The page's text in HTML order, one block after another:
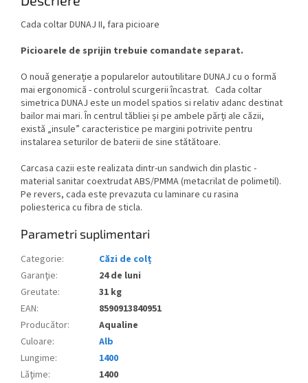
Cada coltar DUNAJ II, fara picioare
Picioarele de sprijin trebuie comandate separat.
O nouă generație a popularelor autoutilitare DUNAJ cu o formă
mai ergonomică - controlul scurgerii încastrat. Cada coltar
simetrica DUNAJ este un model spatios si relativ adanc destinat
bailor mai mari. În centrul tăbliei și pe ambele părți ale căzii,
există „insule” caracteristice pe margini potrivite pentru
instalarea seturilor de baterii de sine stătătoare.
Carcasa cazii este realizata dintr-un sandwich din plastic -
material sanitar coextrudat ABS/PMMA (metacrilat de polimetil).
Pe revers, cada este prevazuta cu laminare cu rasina
poliesterica cu fibra de sticla.
Parametri suplimentari
Categorie:
Căzi de colț
Garanţie:
24 de luni
Greutate:
31 kg
EAN:
8590913840951
Producător:
Aqualine
Culoare:
Alb
Lungime:
1400
Lăţime:
1400